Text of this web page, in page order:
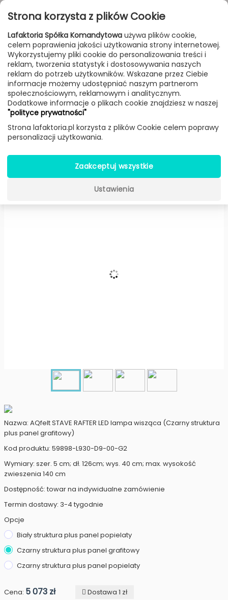
Przejdź do treści
FILTROWANIE & SORTOWANIE
Lampy Producenci AQForm Produkt
AQfelt STAVE RAFTER LED
lampa wisząca (Czarny
Nazwa: AQfelt STAVE RAFTER LED lampa wisząca (Czarny struktura
plus panel grafitowy)
Kod produktu: 59898-L930-D9-00-G2
Wymiary: szer. 5 cm; dł. 126cm; wys. 40 cm; max. wysokość
zwieszenia 140 cm
Dostępność: towar na indywidualne zamówienie
Termin dostawy: 3-4 tygodnie
Opcje
Biały struktura plus panel popielaty
Czarny struktura plus panel grafitowy
Czarny struktura plus panel popielaty
Cena: 5 073 zł
Dostawa 1 zł
Strona korzysta z plików Cookie
Lafaktoria Spółka Komandytowa używa plików cookie,
celem poprawienia jakości użytkowania strony internetowej.
Wykorzystujemy pliki cookie do personalizowania treści i
reklam, tworzenia statystyk i dostosowywania naszych
reklam do potrzeb użytkowników. Wskazane przez Ciebie
informacje możemy udostępniać naszym partnerom
społecznościowym, reklamowym i analitycznym.
Dodatkowe informacje o plikach cookie znajdziesz w naszej
"polityce prywatności"
Strona lafaktoria.pl korzysta z plików Cookie celem poprawy
personalizacji użytkowania.
Zaakceptuj wszystkie
Ustawienia